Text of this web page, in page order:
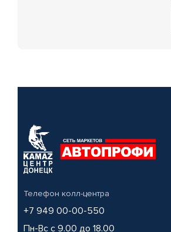
Телефон колл-центра
+7 949 00-00-550
Пн-Вс с 9.00 до 18.00